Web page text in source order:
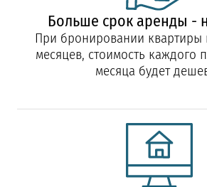
Больше срок аренды -
При бронировании квартиры
месяцев, стоимость каждого
месяца будет